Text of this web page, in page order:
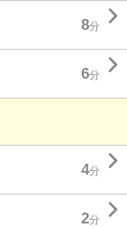
8分 
6分 
4分 
2分 